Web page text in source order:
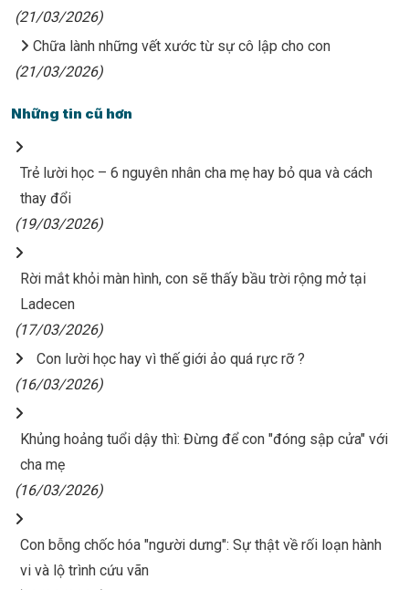
(21/03/2026)
Chữa lành những vết xước từ sự cô lập cho con
(21/03/2026)
Những tin cũ hơn
Trẻ lười học – 6 nguyên nhân cha mẹ hay bỏ qua và cách
thay đổi
(19/03/2026)
Rời mắt khỏi màn hình, con sẽ thấy bầu trời rộng mở tại
Ladecen
(17/03/2026)
Con lười học hay vì thế giới ảo quá rực rỡ ?
(16/03/2026)
Khủng hoảng tuổi dậy thì: Đừng để con "đóng sập cửa" với
cha mẹ
(16/03/2026)
Con bỗng chốc hóa "người dưng": Sự thật về rối loạn hành
vi và lộ trình cứu vãn